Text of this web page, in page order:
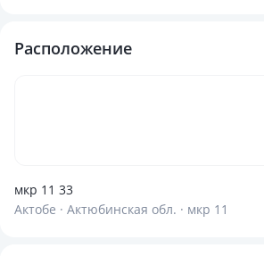
Расположение
мкр 11 33
Актобе · Актюбинская обл. · мкр 11